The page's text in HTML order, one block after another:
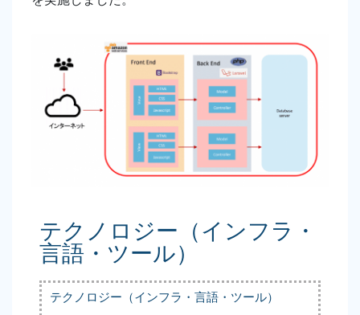
テクノロジー（インフラ・
言語・ツール）
テクノロジー（インフラ・言語・ツール）